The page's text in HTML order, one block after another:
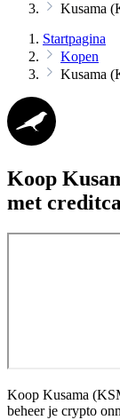
Kusama
Startpagina
Kopen
Kusama
Koop
met
Koop Kusama
beheer je crypto